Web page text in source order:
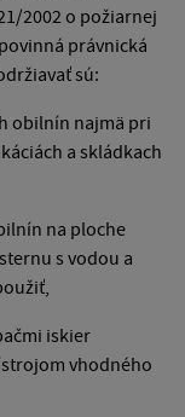
2002 o požiarnej
právnická
sú:
obilnín najmä pri
a skládkach
na ploche
s vodou a
iskier
vhodného